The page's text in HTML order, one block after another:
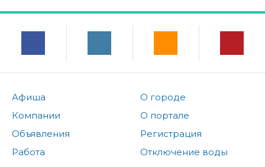
Афиша
Компании
Объявления
Работа
О городе
О портале
Регистрация
Отключение воды